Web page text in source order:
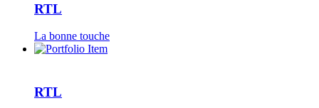
RTL
La bonne touche
RTL